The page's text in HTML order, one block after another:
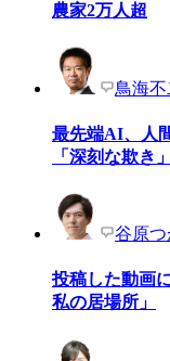
農家2万人超
鳥海
最先端AI、人
「深刻な欺き」
谷原
投稿した動画
私の居場所」